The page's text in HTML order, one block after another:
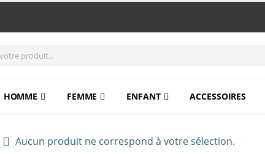
HOMME FEMME ENFANT ACCESSOIRES
Aucun produit ne correspond à votre sélection.